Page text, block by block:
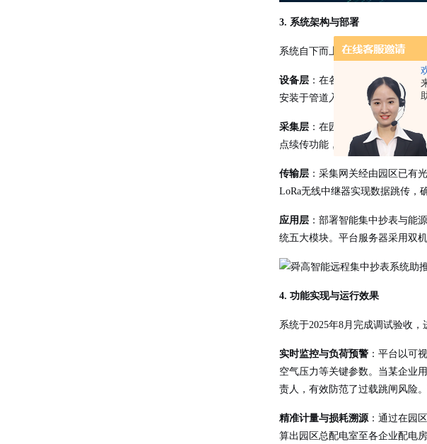
3. 系统架构与部署
系统自下而上分为四层：
设备层 ：在各企业能源入口及重
安装于管道入户接口处。所有仪
采集层 ：在园区能源中心部署6
点续传功能，当网络恢复后自动
传输层 ：采集网关经由园区已有
LoRa无线中继器实现数据跳传，
应用层 ：部署智能集中抄表与能
统五大模块。平台服务器采用双
4. 功能实现与运行效果
系统于2025年8月完成调试验收
实时监控与负荷预警 ：平台以可
空气压力等关键参数。当某企业
责人，有效防范了过载跳闸风险
精准计量与损耗溯源：通过在园
算出园区总配电室至各企业配电